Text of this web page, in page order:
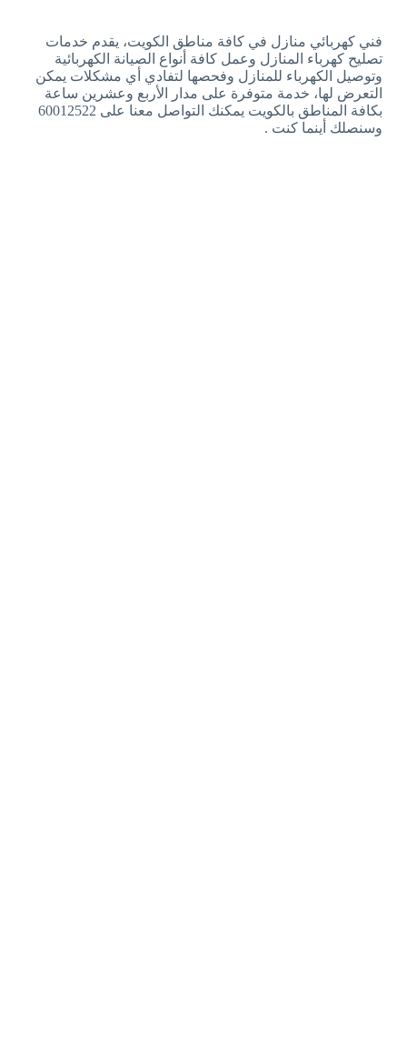
فني كهربائي منازل في كافة مناطق الكويت، يقدم خدمات
تصليح كهرباء المنازل وعمل كافة أنواع الصيانة الكهربائية
وتوصيل الكهرباء للمنازل وفحصها لتفادي أي مشكلات يمكن
التعرض لها، خدمة متوفرة على مدار الأربع وعشرين ساعة
بكافة المناطق بالكويت يمكنك التواصل معنا على 60012522
وسنصلك أينما كنت .